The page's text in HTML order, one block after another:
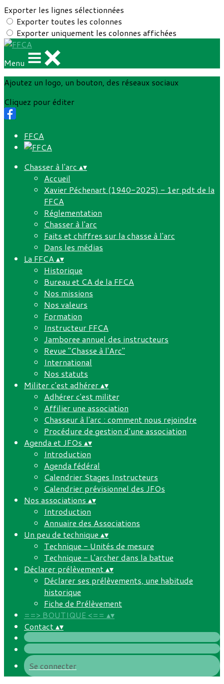
Exporter les lignes sélectionnées
Exporter toutes les colonnes
Exporter uniquement les colonnes affichées
Menu
Ajoutez un logo, un bouton, des réseaux sociaux
Cliquez pour éditer
FFCA
Chasser à l'arc ▴▾
Accueil
Xavier Péchenart (1940-2025) - 1er pdt de la
FFCA
Réglementation
Chasser à l'arc
Faits et chiffres sur la chasse à l'arc
Dans les médias
La FFCA▴▾
Historique
Bureau et CA de la FFCA
Nos missions
Nos valeurs
Formation
Instructeur FFCA
Jamboree annuel des instructeurs
Revue "Chasse à l'Arc"
International
Nos statuts
Militer c'est adhérer▴▾
Adhérer c'est militer
Affilier une association
Chasseur à l'arc : comment nous rejoindre
Procédure de gestion d'une association
Agenda et JFOs ▴▾
Introduction
Agenda fédéral
Calendrier Stages Instructeurs
Calendrier prévisionnel des JFOs
Nos associations ▴▾
Introduction
Annuaire des Associations
Un peu de technique ▴▾
Technique - Unités de mesure
Technique - L'archer dans la battue
Déclarer prélèvement▴▾
Déclarer ses prélèvements, une habitude
historique
Fiche de Prélèvement
==> BOUTIQUE <== ▴▾
Contact▴▾
Se connecter